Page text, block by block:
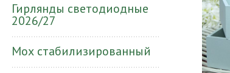
Гирлянды светодиодные
2026/27
Мох стабилизированный